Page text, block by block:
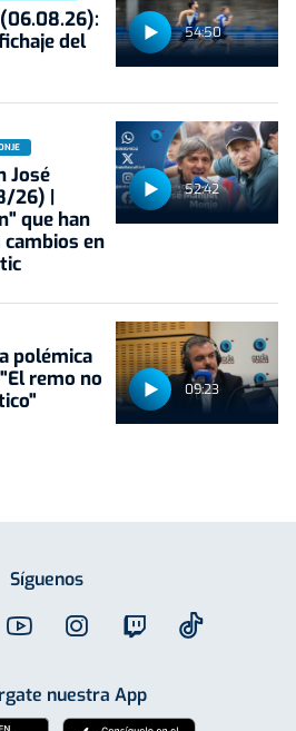
54:50
del
52:42
José
26) |
que han
en
09:23
polémica
remo no
Síguenos
nuestra App